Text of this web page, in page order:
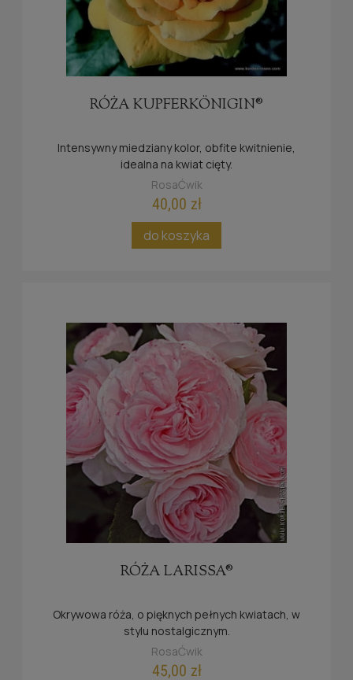
RÓŻA KUPFERKÖNIGIN®
Intensywny miedziany kolor, obfite kwitnienie,
idealna na kwiat cięty.
RosaĆwik
40,00 zł
do koszyka
RÓŻA LARISSA®
Okrywowa róża, o pięknych pełnych kwiatach, w
stylu nostalgicznym.
RosaĆwik
45,00 zł